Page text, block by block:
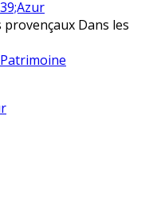
provençaux Dans les